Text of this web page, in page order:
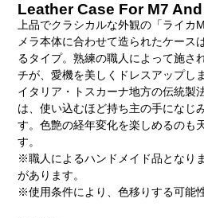
Leather Case For M7
上品でクラシカルな外観の「ライカ
メラ本体に合わせて造られたケース
るタイプ。熟練の職人によって施さ
チが、愛機を美しくドレスアップし
イタリア・トスカーナ地方の伝統製
は、使い込むほど持ち主の手になじ
す。色艶の経年変化を楽しめるのも
す。
※職人によるハンドメイド品となり
があります。
※使用条件により、色移りする可能